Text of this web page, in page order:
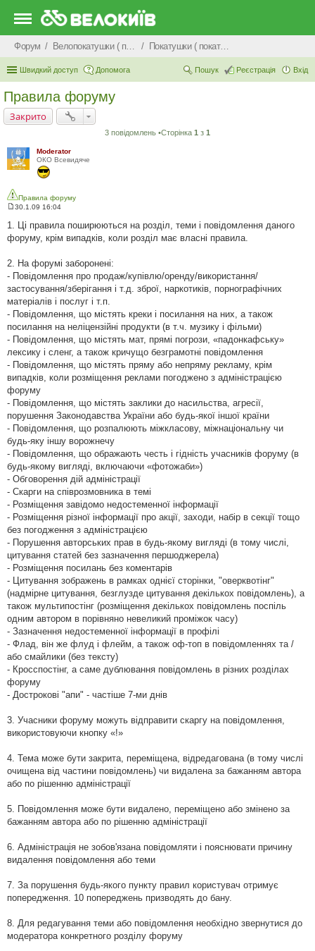
Форум Велопокатушки ( покатеньки), велопоходи, туризм. Покатушки ( покатеньки)
Швидкий доступ Допомога Вхід
Реєстрація
Пошук
Правила форуму
Закрито
3 повідомлень •Сторінка 1 з 1
Moderator
ОКО Всевидяче
Правила форуму
о
і
м
л
е
н
я
30.1.09 16:04
1. Ці правила поширюються на розділ, теми і повідомлення даного
форуму, крім випадків, коли розділ має власні правила.
2. На форумі заборонені:
- Повідомлення про продаж/купівлю/оренду/використання/
застосування/зберігання і т.д. зброї, наркотиків, порнографічних
матеріалів і послуг і т.п.
- Повідомлення, що містять креки і посилання на них, а також
посилання на неліцензійні продукти (в т.ч. музику і фільми)
- Повідомлення, що містять мат, прямі погрози, «падонкафську»
лексику і сленг, а також кричущо безграмотні повідомлення
- Повідомлення, що містять пряму або непряму рекламу, крім
випадків, коли розміщення реклами погоджено з адміністрацією
форуму
- Повідомлення, що містять заклики до насильства, агресії,
порушення Законодавства України або будь-якої іншої країни
- Повідомлення, що розпалюють міжкласову, міжнаціональну чи
будь-яку іншу ворожнечу
- Повідомлення, що ображають честь і гідність учасників форуму (в
будь-якому вигляді, включаючи «фотожаби»)
- Обговорення дій адміністрації
- Скарги на співрозмовника в темі
- Розміщення завідомо недостеменної інформації
- Розміщення різної інформації про акції, заходи, набір в секції тощо
без погодження з адміністрацією
- Порушення авторських прав в будь-якому вигляді (в тому числі,
цитування статей без зазначення першоджерела)
- Розміщення посилань без коментарів
- Цитування зображень в рамках однієї сторінки, "оверквотінг"
(надмірне цитування, безглузде цитування декількох повідомлень), а
також мультипостінг (розміщення декількох повідомлень поспіль
одним автором в порівняно невеликий проміжок часу)
- Зазначення недостеменної інформації в профілі
- Флад, він же флуд і флейм, а також оф-топ в повідомленнях та /
або смайлики (без тексту)
- Кросспостінг, а саме дублювання повідомлень в різних розділах
форуму
- Дострокові "апи" - частіше 7-ми днів
3. Учасники форуму можуть відправити скаргу на повідомлення,
використовуючи кнопку «!»
4. Тема може бути закрита, переміщена, відредагована (в тому числі
очищена від частини повідомлень) чи видалена за бажанням автора
або по рішенню адміністрації
5. Повідомлення може бути видалено, переміщено або змінено за
бажанням автора або по рішенню адміністрації
6. Адміністрація не зобов'язана повідомляти і пояснювати причину
видалення повідомлення або теми
7. За порушення будь-якого пункту правил користувач отримує
попередження. 10 попереджень призводять до бану.
8. Для редагування теми або повідомлення необхідно звернутися до
модератора конкретного розділу форуму